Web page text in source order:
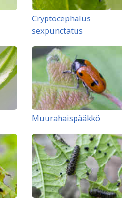
Cryptocephalus
sexpunctatus
Muurahaispääkkö